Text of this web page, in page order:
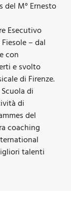
del M° Ernesto
Esecutivo
– dal
con
e svolto
di Firenze.
di
di
del
coaching
talenti